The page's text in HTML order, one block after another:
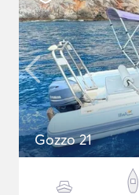
Gozzo 21